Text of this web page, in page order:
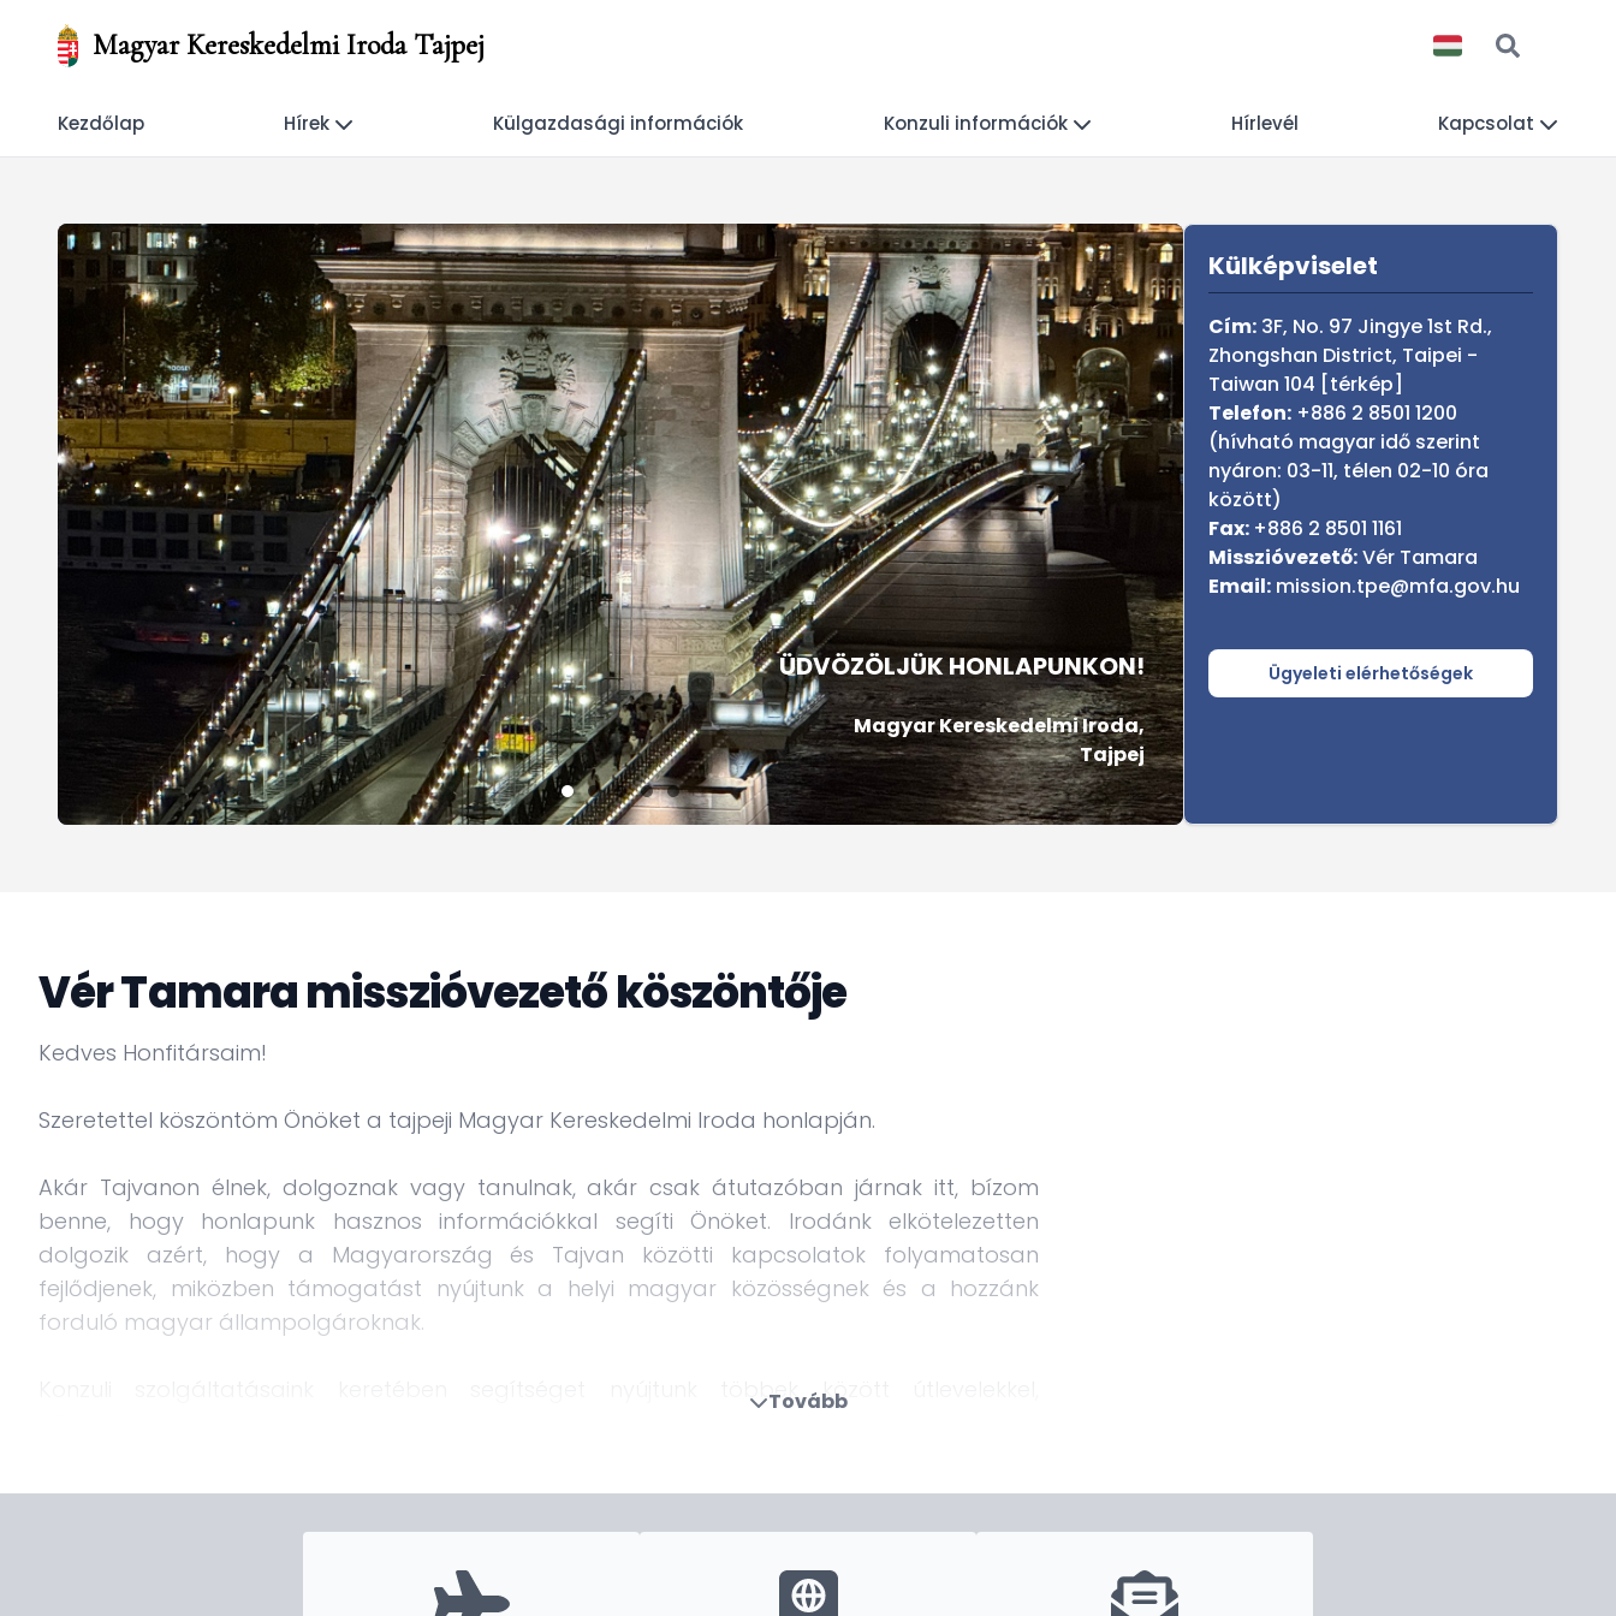
Magyar Kereskedelmi Iroda Tajpej
Kezdőlap Hírek Külgazdasági információk Konzuli információk Hírlevél Kapcsolat
ÜDVÖZÖLJÜK HONLAPUNKON!
Magyar Kereskedelmi Iroda,
Tajpej
Sidebar
Külképviselet
Cím: 3F, No. 97 Jingye 1st Rd.,
Zhongshan District, Taipei -
Taiwan 104 [térkép]
Telefon: +886 2 8501 1200
(hívható magyar idő szerint
nyáron: 03-11, télen 02-10 óra
között)
Fax: +886 2 8501 1161
Misszióvezető:Vér Tamara
Email: mission.tpe@mfa.gov.hu
Ügyeleti elérhetőségek
Vér Tamara misszióvezető köszöntője
Kedves Honfitársaim!
Szeretettel köszöntöm Önöket a tajpeji Magyar Kereskedelmi Iroda honlapján.
Akár Tajvanon élnek, dolgoznak vagy tanulnak, akár csak átutazóban járnak itt, bízom
benne, hogy honlapunk hasznos információkkal segíti Önöket. Irodánk elkötelezetten
dolgozik azért, hogy a Magyarország és Tajvan közötti kapcsolatok folyamatosan
fejlődjenek, miközben támogatást nyújtunk a helyi magyar közösségnek és a hozzánk
forduló magyar állampolgároknak.
Konzuli szolgáltatásaink keretében segítséget nyújtunk többek között útlevelekkel,
tudományos, kulturális és oktatási együttműködéseket, elősegítve a két fél közötti
kapcsolatok további erősítését. Fontos számunkra, hogy a tajvani magyar közösség
kapcsolódási lehetőség is legyünk. Örömmel veszünk részt közösségi eseményeken, kulturális
Tovább